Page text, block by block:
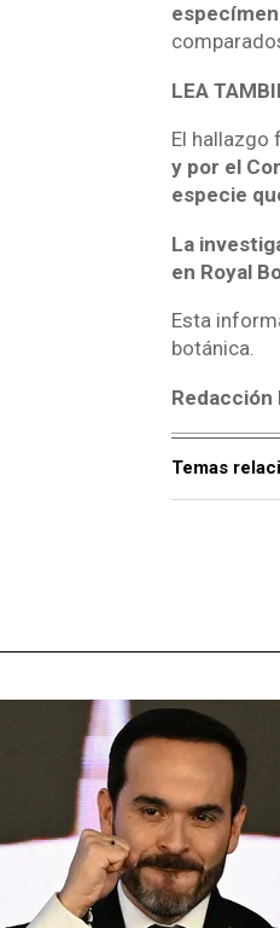
LEA
El hallazgo
y por el
especie
La
en Royal
Esta
botánica.
Redacción
Temas